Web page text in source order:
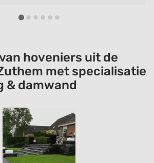
hoveniers uit de
met specialisatie
& damwand